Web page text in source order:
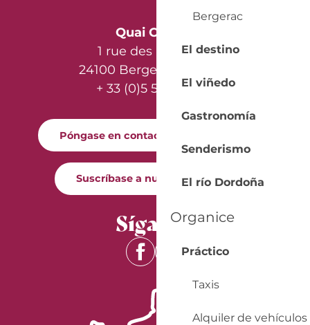
Bergerac
El destino
El viñedo
Gastronomía
Senderismo
El río Dordoña
Organice
Práctico
Taxis
Alquiler de vehículos
Quai Cyrano
1 rue des Récollets
24100 Bergerac - France
+ 33 (0)5 53 57 03 11
Póngase en contacto con nosotros
Suscríbase a nuestro boletín
Síganos